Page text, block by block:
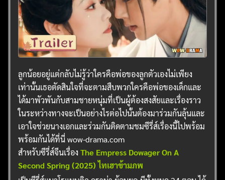
ลูกน้อยอยู่แต่กลับไม่รู้ว่าใครคือพ่อของลูกตัวเองไม่เพียง
เท่านั้นเธอตัดสินใจที่จะตามสืบพวกใครคือพ่อของเด็กและ
ได้มาพัวพันกับสามชายหนุ่มที่เป็นผู้ต้องสงสัยและเรื่องราว
ในระหว่างทางจะเป็นอย่างไรต่อไปนั้นต้องมาร่วมกันลุ้นและ
เอาใจช่วยนางเอกและร่วมกันติดตามชมซีรี่ส์เรื่องนี้ไปพร้อม
พร้อมกันได้ที่นี่ wow-drama.com
สำหรับซีรี่ส์จีนเรื่องThe Empress Dowager On A
Second Spring (2025) ไทเฮาข้ามภพ